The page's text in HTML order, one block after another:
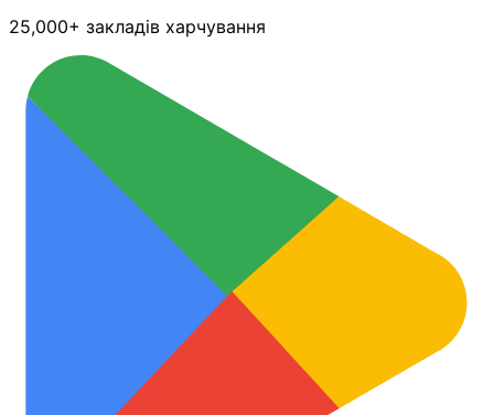
25,000+ закладів харчування